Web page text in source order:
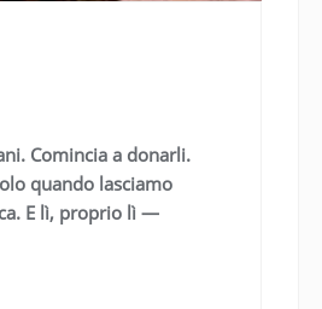
Comincia a donarli.
quando lasciamo
E lì, proprio lì —